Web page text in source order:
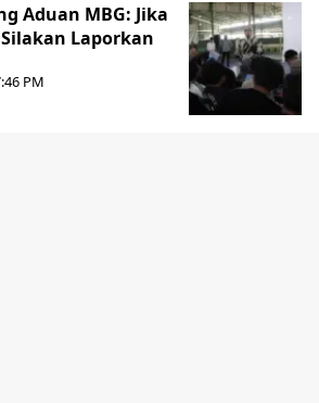
Aduan MBG: Jika
Laporkan
PM